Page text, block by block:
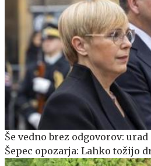
Še vedno brez odgovorov:
Šepec opozarja: Lahko tožijo